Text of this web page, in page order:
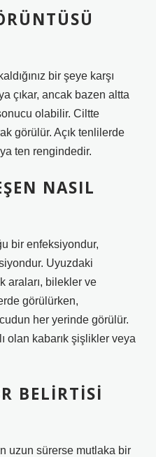
bir şeye karşı
çıkar, ancak bazen altta
olabilir. Ciltte
görülür. Açık tenlilerde
ten rengindedir.
NASIL
bir enfeksiyondur,
Uyuzdaki
araları, bilekler ve
görülürken,
her yerinde görülür.
olan kabarık şişlikler veya
BELIRTISI
uzun sürerse mutlaka bir